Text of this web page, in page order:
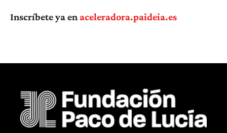
Inscríbete ya enaceleradora.paideia.es